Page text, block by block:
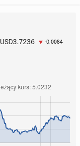
USD3.7236 -0.0084